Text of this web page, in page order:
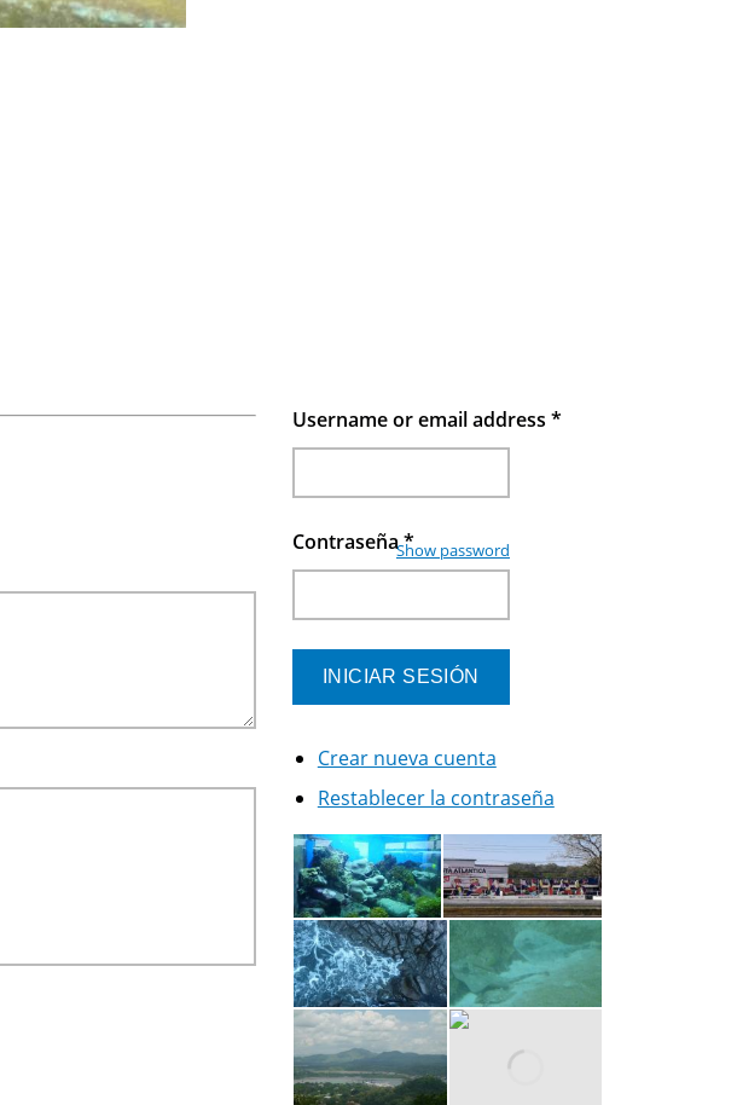
Username or email address *
Contraseña*
Show password
Crear nueva cuenta
Restablecer la contraseña